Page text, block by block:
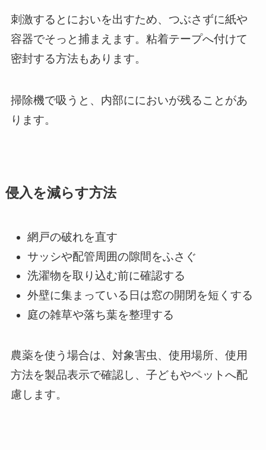
刺激するとにおいを出すため、つぶさずに紙や
容器でそっと捕まえます。粘着テープへ付けて
密封する方法もあります。
掃除機で吸うと、内部ににおいが残ることがあ
ります。
侵入を減らす方法
網戸の破れを直す
サッシや配管周囲の隙間をふさぐ
洗濯物を取り込む前に確認する
外壁に集まっている日は窓の開閉を短くする
庭の雑草や落ち葉を整理する
農薬を使う場合は、対象害虫、使用場所、使用
方法を製品表示で確認し、子どもやペットへ配
慮します。